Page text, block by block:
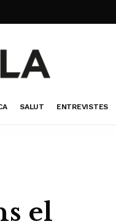
SALUT ENTREVISTES
el